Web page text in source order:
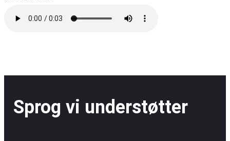
Sprog vi understøtter